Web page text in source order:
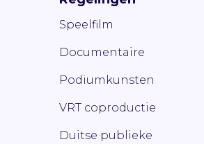
Speelfilm
Documentaire
Podiumkunsten
VRT coproductie
Duitse publieke